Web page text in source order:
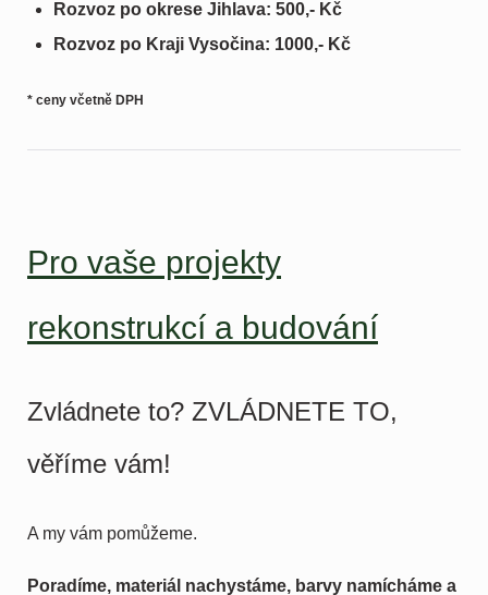
Rozvoz po okrese Jihlava: 500,- Kč
Rozvoz po Kraji Vysočina: 1000,- Kč
* ceny včetně DPH
Pro vaše projekty
rekonstrukcí a budování
Zvládnete to? ZVLÁDNETE TO,
věříme vám!
A my vám pomůžeme.
Poradíme, materiál nachystáme, barvy namícháme a